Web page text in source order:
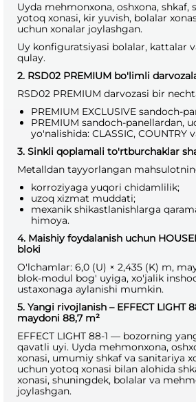
Uyda mehmonxona, oshxona, shkaf,
yotoq xonasi, kir yuvish, bolalar
uchun xonalar joylashgan.
Uy konfiguratsiyasi bolalar, kattalar
qulay.
2. RSD02 PREMIUM bo'limli
RSD02 PREMIUM darvozasi bir
PREMIUM EXCLUSIVE sandoch-
PREMIUM sandoch-panellardan,
yo'nalishida: CLASSIC, COUNTRY
3. Sinkli qoplamali to'rtburchaklar
Metalldan tayyorlangan
korroziyaga yuqori chidamlilik;
uzoq xizmat muddati;
mexanik shikastlanishlarga
himoya.
4. Maishiy foydalanish uchun
bloki
O'lchamlar: 6,0 (U) × 2,435 (K) m,
blok-modul bog' uyiga, xo'jalik
ustaxonaga aylanishi mumkin.
5. Yangi rivojlanish – EFFECT LIGHT
maydoni 88,7 m²
EFFECT LIGHT 88-1 — bozorning
qavatli uyi. Uyda mehmonxona,
xonasi, umumiy shkaf va sanitariya
uchun yotoq xonasi bilan alohida
xonasi, shuningdek, bolalar va
joylashgan.